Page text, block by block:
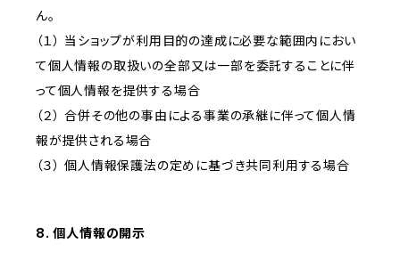
ん。
（１） 当ショップが利用目的の達成に必要な範囲内におい
て個人情報の取扱いの全部又は一部を委託することに伴
って個人情報を提供する場合
（２） 合併その他の事由による事業の承継に伴って個人情
報が提供される場合
（３） 個人情報保護法の定めに基づき共同利用する場合
8. 個人情報の開示